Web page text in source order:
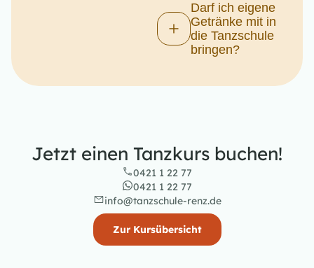
Darf ich eigene
Getränke mit in
die Tanzschule
bringen?
Jetzt einen Tanzkurs buchen!
0421 1 22 77
0421 1 22 77
info@tanzschule-renz.de
Zur Kursübersicht